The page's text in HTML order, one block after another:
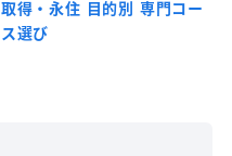
取得・永住 目的別 専門コー
ス選び